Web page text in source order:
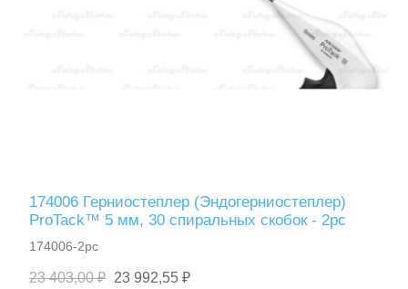
174006 Герниостеплер (Эндогерниостеплер)
ProTack™ 5 мм, 30 спиральных скобок - 2pc
174006-2pc
23 403,00 ₽ 23 992,55 ₽